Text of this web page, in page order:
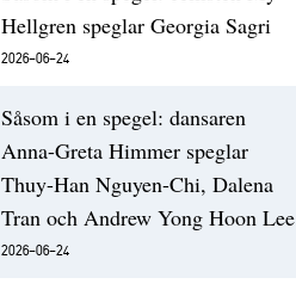
Hellgren speglar Georgia Sagri
2026-06-24
Såsom i en spegel: dansaren
Anna-Greta Himmer speglar
Thuy-Han Nguyen-Chi, Dalena
Tran och Andrew Yong Hoon Lee
2026-06-24